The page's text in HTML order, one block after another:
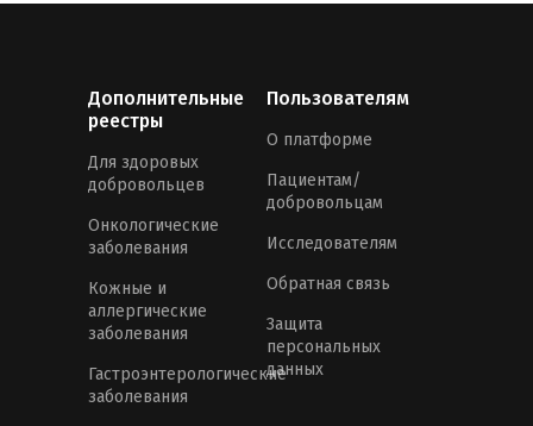
Дополнительные
реестры
Для здоровых
добровольцев
Онкологические
заболевания
Кожные и
аллергические
заболевания
Гастроэнтерологические
заболевания
Пользователям
О платформе
Пациентам/
добровольцам
Исследователям
Обратная связь
Защита
персональных
данных